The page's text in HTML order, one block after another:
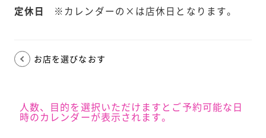
定休日
※カレンダーの×は店休日となります。
お店を選びなおす
人数、目的を選択いただけますとご予約可能な日
時のカレンダーが表示されます。